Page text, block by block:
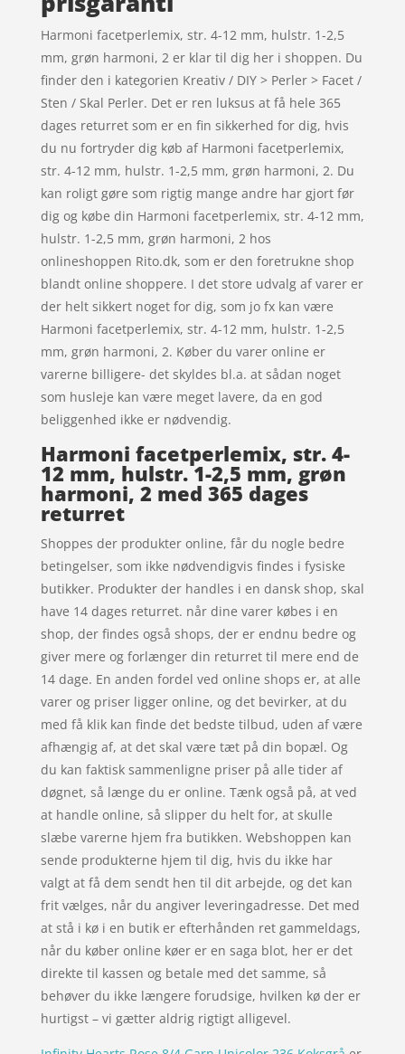
Harmoni facetperlemix, str. 4-12 mm, hulstr. 1-2,5
mm, grøn harmoni, 2 er klar til dig her i shoppen. Du
finder den i kategorien Kreativ / DIY > Perler > Facet /
Sten / Skal Perler. Det er ren luksus at få hele 365
dages returret som er en fin sikkerhed for dig, hvis
du nu fortryder dig køb af Harmoni facetperlemix,
str. 4-12 mm, hulstr. 1-2,5 mm, grøn harmoni, 2. Du
kan roligt gøre som rigtig mange andre har gjort før
dig og købe din Harmoni facetperlemix, str. 4-12 mm,
hulstr. 1-2,5 mm, grøn harmoni, 2 hos
onlineshoppen Rito.dk, som er den foretrukne shop
blandt online shoppere. I det store udvalg af varer er
der helt sikkert noget for dig, som jo fx kan være
Harmoni facetperlemix, str. 4-12 mm, hulstr. 1-2,5
mm, grøn harmoni, 2. Køber du varer online er
varerne billigere- det skyldes bl.a. at sådan noget
som husleje kan være meget lavere, da en god
beliggenhed ikke er nødvendig.
Harmoni facetperlemix, str. 4-
12 mm, hulstr. 1-2,5 mm, grøn
harmoni, 2 med 365 dages
returret
Shoppes der produkter online, får du nogle bedre
betingelser, som ikke nødvendigvis findes i fysiske
butikker. Produkter der handles i en dansk shop, skal
have 14 dages returret. når dine varer købes i en
shop, der findes også shops, der er endnu bedre og
giver mere og forlænger din returret til mere end de
14 dage. En anden fordel ved online shops er, at alle
varer og priser ligger online, og det bevirker, at du
med få klik kan finde det bedste tilbud, uden af være
afhængig af, at det skal være tæt på din bopæl. Og
du kan faktisk sammenligne priser på alle tider af
døgnet, så længe du er online. Tænk også på, at ved
at handle online, så slipper du helt for, at skulle
slæbe varerne hjem fra butikken. Webshoppen kan
sende produkterne hjem til dig, hvis du ikke har
valgt at få dem sendt hen til dit arbejde, og det kan
frit vælges, når du angiver leveringadresse. Det med
at stå i kø i en butik er efterhånden ret gammeldags,
når du køber online køer er en saga blot, her er det
direkte til kassen og betale med det samme, så
behøver du ikke længere forudsige, hvilken kø der er
hurtigst – vi gætter aldrig rigtigt alligevel.